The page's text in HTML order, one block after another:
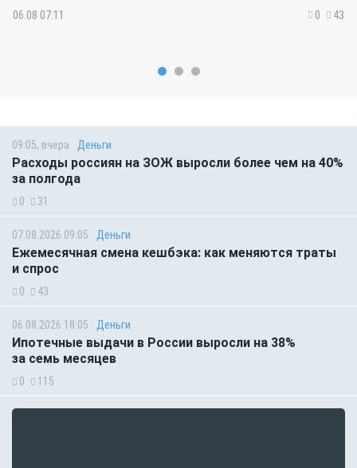
06.08 07:11 0 43
09:05, вчера Деньги
Расходы россиян на ЗОЖ выросли более чем на 40%
за полгода
0 31
07.08.2026 09:05 Деньги
Ежемесячная смена кешбэка: как меняются траты
и спрос
0 43
06.08.2026 18:05 Деньги
Ипотечные выдачи в России выросли на 38%
за семь месяцев
0 115